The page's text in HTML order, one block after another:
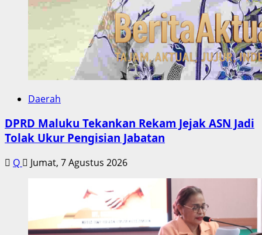
Daerah
DPRD Maluku Tekankan Rekam Jejak ASN Jadi
Tolak Ukur Pengisian Jabatan
Q Jumat, 7 Agustus 2026